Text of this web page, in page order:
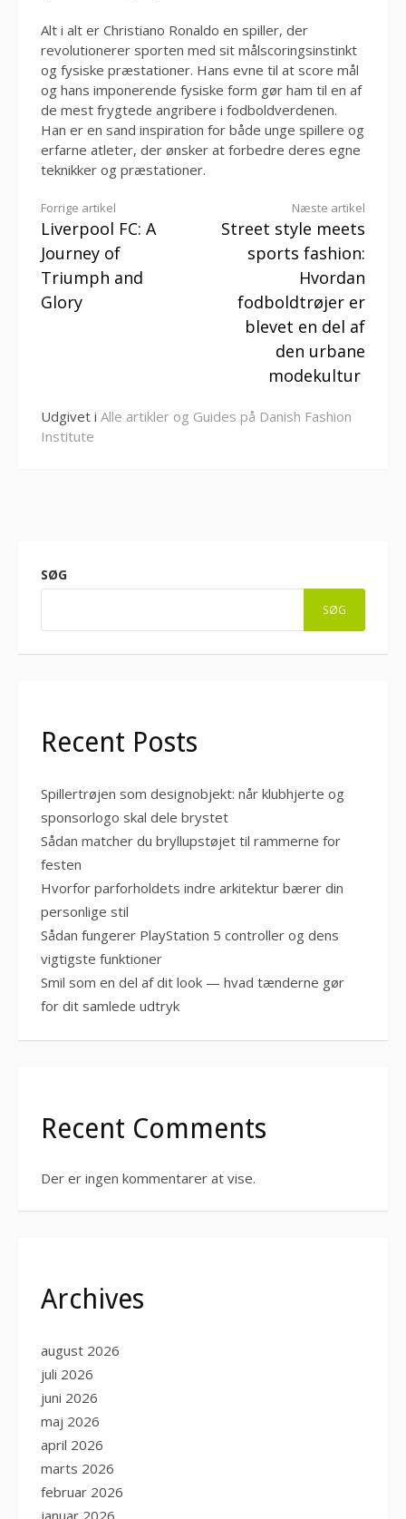
Alt i alt er Christiano Ronaldo en spiller, der
revolutionerer sporten med sit målscoringsinstinkt
og fysiske præstationer. Hans evne til at score mål
og hans imponerende fysiske form gør ham til en af
de mest frygtede angribere i fodboldverdenen.
Han er en sand inspiration for både unge spillere og
erfarne atleter, der ønsker at forbedre deres egne
teknikker og præstationer.
Læs
videre
Forrige artikel
Liverpool FC: A
Journey of
Triumph and
Glory
Næste artikel
Street style meets
sports fashion:
Hvordan
fodboldtrøjer er
blevet en del af
den urbane
modekultur
Udgivet i Alle artikler og Guides på Danish Fashion
Institute
SØG
SØG
Recent Posts
Spillertrøjen som designobjekt: når klubhjerte og
sponsorlogo skal dele brystet
Sådan matcher du bryllupstøjet til rammerne for
festen
Hvorfor parforholdets indre arkitektur bærer din
personlige stil
Sådan fungerer PlayStation 5 controller og dens
vigtigste funktioner
Smil som en del af dit look — hvad tænderne gør
for dit samlede udtryk
Recent Comments
Der er ingen kommentarer at vise.
Archives
august 2026
juli 2026
juni 2026
maj 2026
april 2026
marts 2026
februar 2026
januar 2026